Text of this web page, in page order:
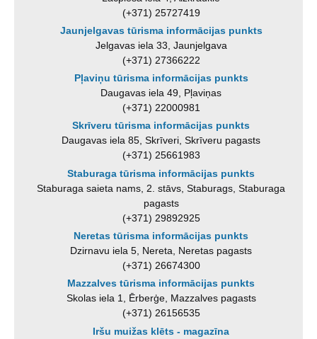
(+371) 25727419
Jaunjelgavas tūrisma informācijas punkts
Jelgavas iela 33, Jaunjelgava
(+371) 27366222
Pļaviņu tūrisma informācijas punkts
Daugavas iela 49, Pļaviņas
(+371) 22000981
Skrīveru tūrisma informācijas punkts
Daugavas iela 85, Skrīveri, Skrīveru pagasts
(+371) 25661983
Staburaga tūrisma informācijas punkts
Staburaga saieta nams, 2. stāvs, Staburags, Staburaga
pagasts
(+371) 29892925
Neretas tūrisma informācijas punkts
Dzirnavu iela 5, Nereta, Neretas pagasts
(+371) 26674300
Mazzalves tūrisma informācijas punkts
Skolas iela 1, Ērberģe, Mazzalves pagasts
(+371) 26156535
Iršu muižas klēts - magazīna